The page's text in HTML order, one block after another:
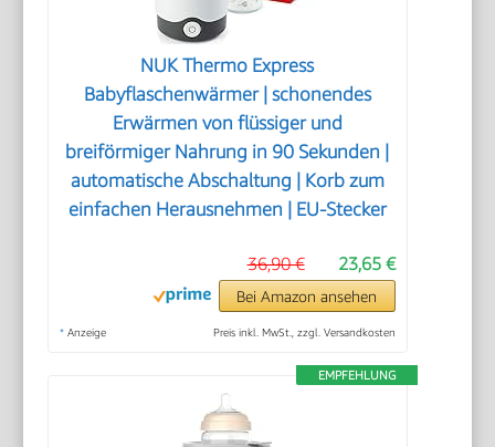
NUK Thermo Express
Babyflaschenwärmer | schonendes
Erwärmen von flüssiger und
breiförmiger Nahrung in 90 Sekunden |
automatische Abschaltung | Korb zum
einfachen Herausnehmen | EU-Stecker
23,65 €
36,90 €
Bei Amazon ansehen
* Anzeige Preis inkl. MwSt., zzgl. Versandkosten
EMPFEHLUNG